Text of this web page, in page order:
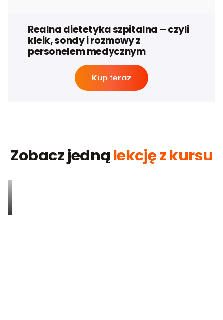
Realna dietetyka szpitalna – czyli
kleik, sondy i rozmowy z
personelem medycznym
Kup teraz
Zobacz jedną lekcję z kursu